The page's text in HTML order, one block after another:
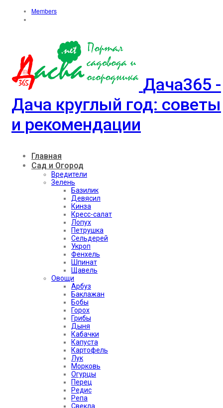
Members
Дача365 -
Дача круглый год: советы
и рекомендации
Главная
Сад и Огород
Вредители
Зелень
Базилик
Девясил
Кинза
Кресс-салат
Лопух
Петрушка
Сельдерей
Укроп
Фенхель
Шпинат
Щавель
Овощи
Арбуз
Баклажан
Бобы
Горох
Грибы
Дыня
Кабачки
Капуста
Картофель
Лук
Морковь
Огурцы
Перец
Редис
Репа
Свекла